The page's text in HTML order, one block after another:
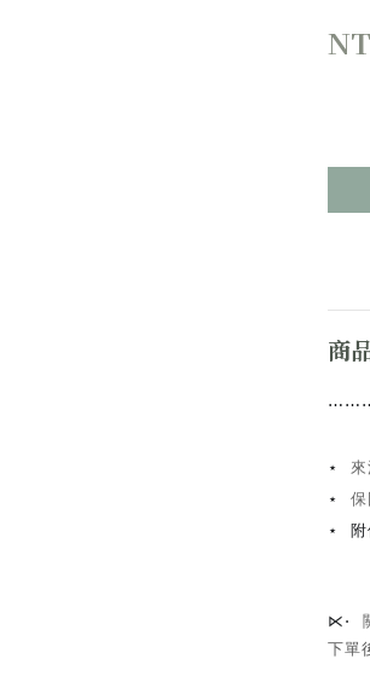
商
⋯⋯
⋆
⋆
⋆ 附
⋉⋅
下單